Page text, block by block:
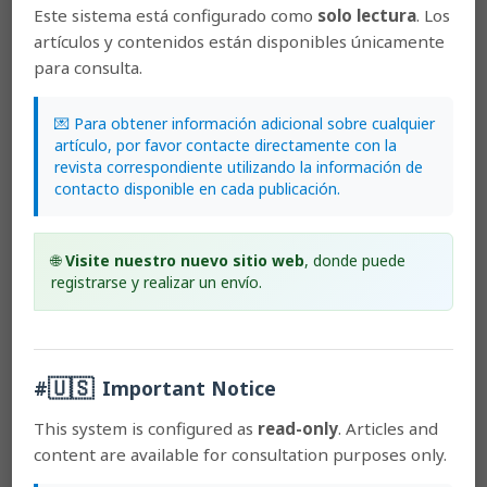
Costa Rica, all the papers published by Lankesteriana are licensed
under the Creative Commons copyright and can be downloaded
free of charge.The journal holds copyright and publishing
rights under the CC BY-NC-ND 3.0 CR license.
Before the publication of the materials submitted by the author(s) in
LANKESTERIANA, the author(s) hereby assign all rights in the article
to the Lankester Botanical Garden.
Most read articles by the same author(s)
ecology,Lankesteriana: International Journal on
Orchidology: 2011: Lankesteriana: Volumen 11, Número
3
Günter Gerlach,La subtribu Stanhopeinae: sus notables
mecanismos de polinización, la química de sus aromas
florales e implicaciones en sistemática y taxonomía,
Este sistema está configurado como solo lectura. Los
artículos y contenidos están disponibles únicamente
para consulta.
💌 Para obtener información adicional sobre cualquier
artículo, por favor contacte directamente con la
revista correspondiente utilizando la información de
contacto disponible en cada publicación.
🌐Visite nuestro nuevo sitio web, donde puede
registrarse y realizar un envío.
#🇺🇸 Important Notice
This system is configured as read-only. Articles and
content are available for consultation purposes only.